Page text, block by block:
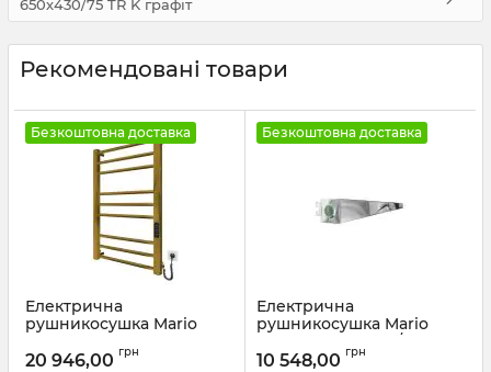
650х430/75 TR K графіт
Рекомендовані товари
Безкоштовна доставка
Електрична
рушникосушка Mario
800х500/80 TR К золото
20 946,00 грн
Безкоштовна доставка
Електрична
рушникосушка Mario
Аккордо-I 30х630/85
золото
10 548,00 грн